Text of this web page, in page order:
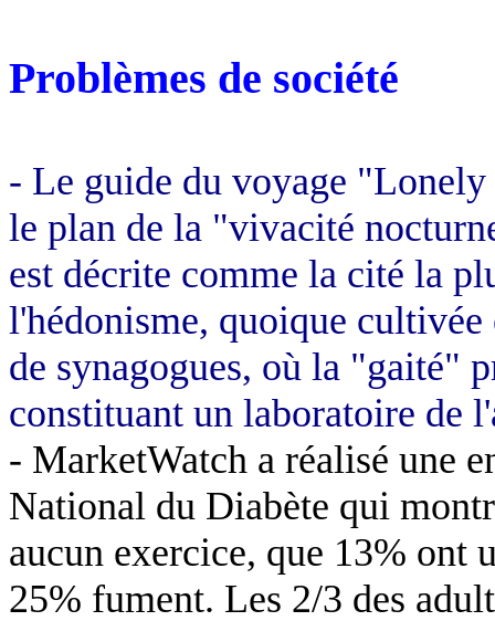
Problèmes de société
- Le guide du voyage
le plan de la "vivacité
est décrite comme la cité la
l'hédonisme, quoique cultivée
de synagogues, où la "gaité"
constituant un laboratoire de
- MarketWatch a réalisé une
National du Diabète qui
aucun exercice, que 13% ont
25% fument. Les 2/3 des